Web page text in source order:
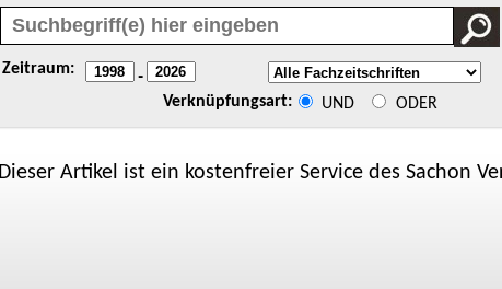
Zeitraum: -
Verknüpfungsart: UND ODER
Dieser Artikel ist ein kostenfreier Service des Sachon